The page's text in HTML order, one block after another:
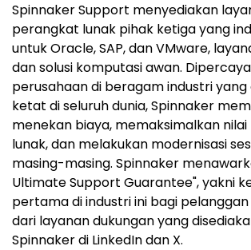
Spinnaker Support menyediakan
perangkat lunak pihak ketiga yang
untuk Oracle, SAP, dan VMware,
dan solusi komputasi awan.
perusahaan di beragam industri
ketat di seluruh dunia, Spinnaker
menekan biaya, memaksimalkan
lunak, dan melakukan modernisasi
masing-masing. Spinnaker
Ultimate Support Guarantee", yakni
pertama di industri ini bagi
dari layanan dukungan yang
Spinnaker di LinkedIn dan X.